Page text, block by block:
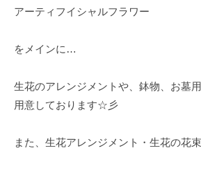
アーティフイシャルフラワー
をメインに…
生花のアレンジメントや、鉢物、お墓
用意しております☆彡
また、生花アレンジメント・生花の花